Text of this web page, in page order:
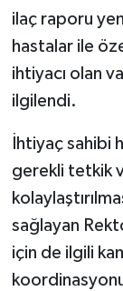
ilaç raporu
hastalar ile
ihtiyacı olan
ilgilendi.
İhtiyaç sahibi
gerekli tetkik
sağlayan
için de ilgili